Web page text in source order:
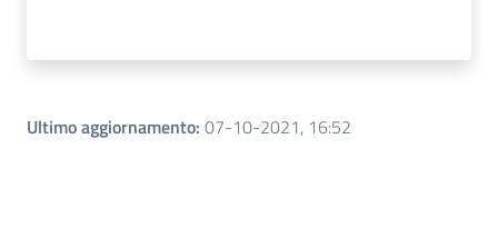
Ultimo aggiornamento: 07-10-2021, 16:52